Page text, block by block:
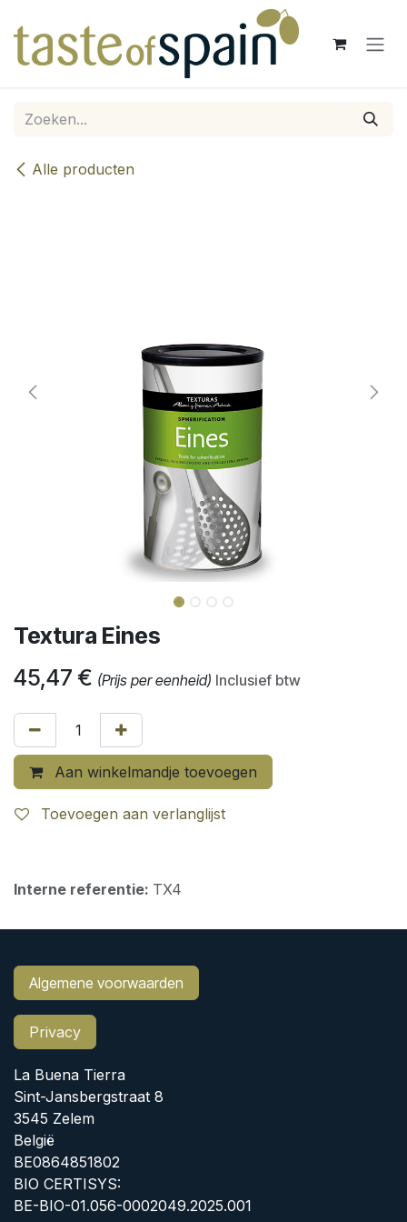
Alle producten
Textura Eines
45,47 € (Prijs per eenheid) Inclusief btw
Aan winkelmandje toevoegen
Toevoegen aan verlanglijst
Interne referentie: TX4
Algemene voorwaarden
Privacy
La Buena Tierra
Sint-Jansbergstraat 8
3545 Zelem
België
BE0864851802
BIO CERTISYS:
BE-BIO-01.056-0002049.2025.001